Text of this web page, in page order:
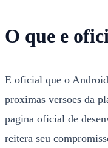
O que e
E oficial que o
proximas versoes da
pagina oficial de
reitera seu